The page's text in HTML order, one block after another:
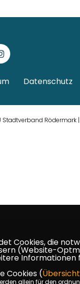
Datenschutz
Stadtverband Rödermark
Cookies, die
(Website-
Informationen
Cookies (Übersicht
allein für den